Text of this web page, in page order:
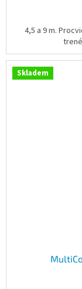
4,5 a 9 m.
Skladem